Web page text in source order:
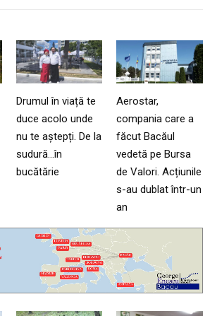
Drumul în viață te
duce acolo unde
nu te aștepți. De la
sudură…în
bucătărie
Aerostar,
compania care a
făcut Bacăul
vedetă pe Bursa
de Valori. Acțiunile
s-au dublat într-un
an